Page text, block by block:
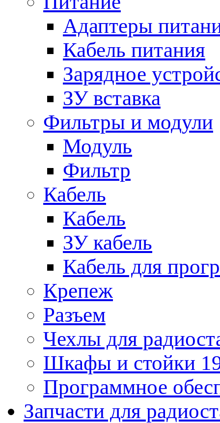
Адаптеры
Кабель питания
Зарядное
ЗУ вставка
Фильтры и модули
Модуль
Фильтр
Кабель
Кабель
ЗУ кабель
Кабель для
Крепеж
Разъем
Чехлы для
Шкафы и стойки
Программное
Запчасти для